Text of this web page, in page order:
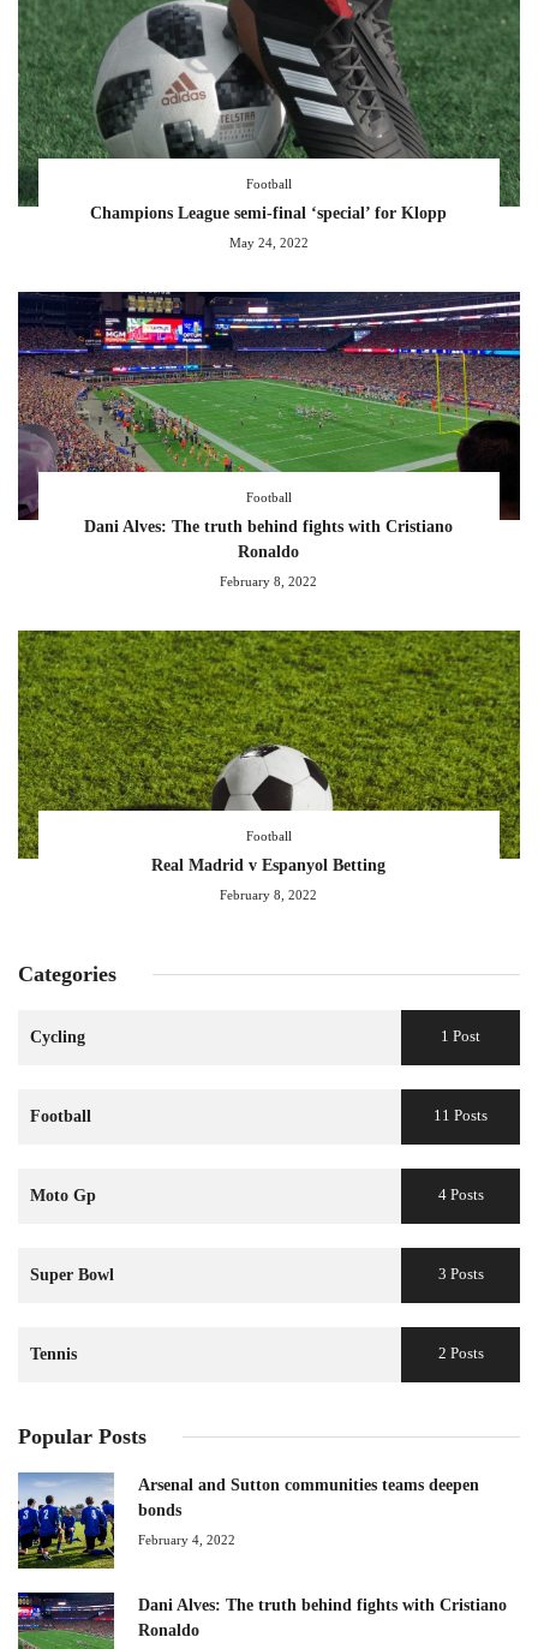
Football
Champions League semi-final ‘special’ for Klopp
May 24, 2022
Football
Dani Alves: The truth behind fights with Cristiano
Ronaldo
February 8, 2022
Football
Real Madrid v Espanyol Betting
February 8, 2022
Categories
Cycling 1 Post
Football 11 Posts
Moto Gp 4 Posts
Super Bowl 3 Posts
Tennis 2 Posts
Popular Posts
Arsenal and Sutton communities teams deepen
bonds
February 4, 2022
Dani Alves: The truth behind fights with Cristiano
Ronaldo